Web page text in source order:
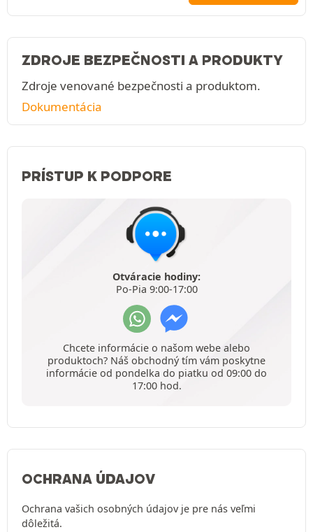
ZDROJE BEZPEČNOSTI A PRODUKTY
Zdroje venované bezpečnosti a produktom.
Dokumentácia
PRÍSTUP K PODPORE
Otváracie hodiny:
Po-Pia 9:00-17:00
Chcete informácie o našom webe alebo
produktoch? Náš obchodný tím vám poskytne
informácie od pondelka do piatku od 09:00 do
17:00 hod.
OCHRANA ÚDAJOV
Ochrana vašich osobných údajov je pre nás veľmi
dôležitá.